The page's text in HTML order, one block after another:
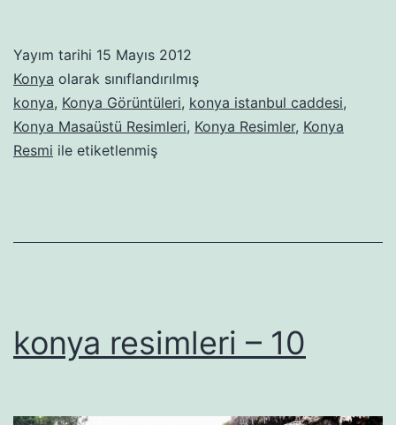
Yayım tarihi 15 Mayıs 2012
Konya olarak sınıflandırılmış
konya, Konya Görüntüleri, konya istanbul caddesi,
Konya Masaüstü Resimleri, Konya Resimler, Konya
Resmi ile etiketlenmiş
konya resimleri – 10